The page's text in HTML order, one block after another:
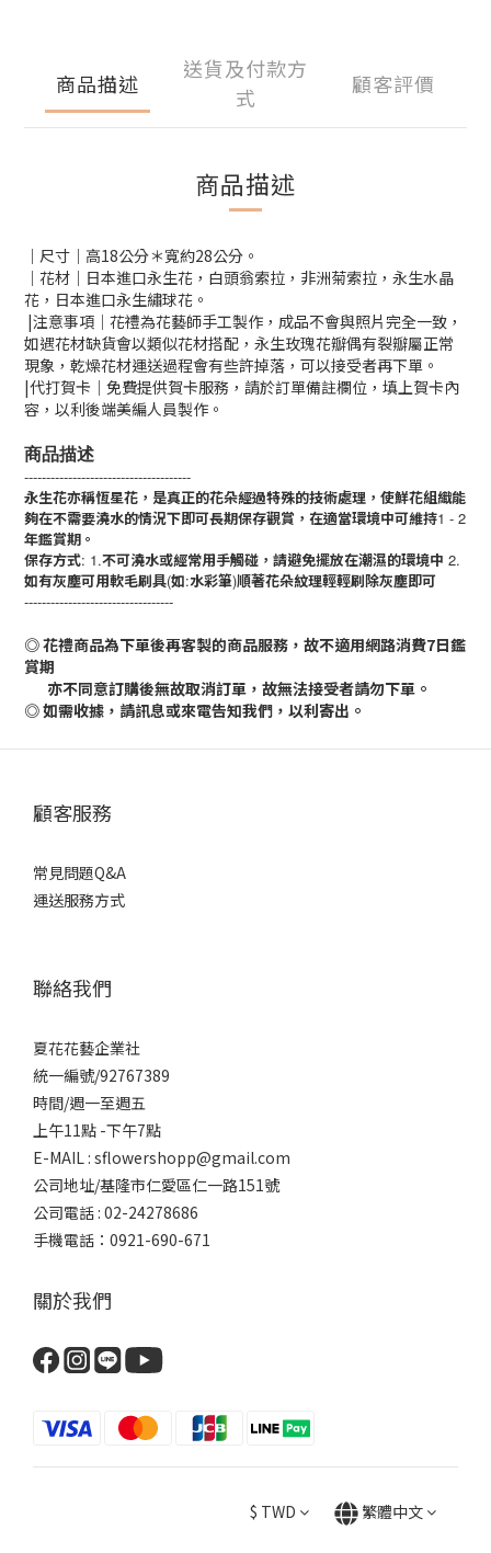
商品描述
送貨及付款方
式
顧客評價
商品描述
｜尺寸｜高18公分＊寬約28公分。
｜花材｜日本進口永生花，白頭翁索拉，非洲菊索拉，永生水晶
花，日本進口永生繡球花。
|注意事項｜花禮為花藝師手工製作，成品不會與照片完全一致，
如遇花材缺貨會以類似花材搭配，永生玫瑰花瓣偶有裂瓣屬正常
現象，乾燥花材運送過程會有些許掉落，可以接受者再下單。
|代打賀卡｜免費提供賀卡服務，請於訂單備註欄位，填上賀卡內
容，以利後端美編人員製作。
商品描述
--------------------------------------
永生花亦稱恆星花，是真正的花朵經過特殊的技術處理，使鮮花組織能
夠在不需要澆水的情況下即可長期保存觀賞，在適當環境中可維持1 - 2
年鑑賞期。
保存方式: 1.不可澆水或經常用手觸碰，請避免擺放在潮濕的環境中 2.
如有灰塵可用軟毛刷具(如:水彩筆)順著花朵紋理輕輕刷除灰塵即可
----------------------------------
◎ 花禮商品為下單後再客製的商品服務，故不適用網路消費7日鑑
賞期
亦不同意訂購後無故取消訂單，故無法接受者請勿下單。
◎ 如需收據，請訊息或來電告知我們，以利寄出。
顧客服務
常見問題Q&A
運送服務方式
聯絡我們
夏花花藝企業社
統一編號/92767389
時間/週一至週五
上午11點 -下午7點
E-MAIL : sflowershopp@gmail.com
公司地址/基隆市仁愛區仁一路151號
公司電話 : 02-24278686
手機電話：0921-690-671
關於我們
$ TWD 繁體中文